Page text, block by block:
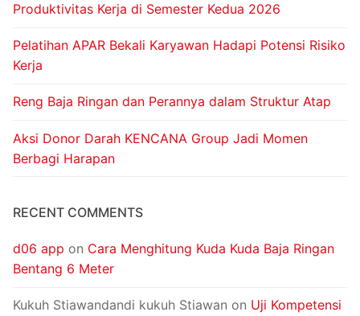
Produktivitas Kerja di Semester Kedua 2026
Pelatihan APAR Bekali Karyawan Hadapi Potensi Risiko
Kerja
Reng Baja Ringan dan Perannya dalam Struktur Atap
Aksi Donor Darah KENCANA Group Jadi Momen
Berbagi Harapan
RECENT COMMENTS
d06 app on Cara Menghitung Kuda Kuda Baja Ringan
Bentang 6 Meter
Kukuh Stiawandandi kukuh Stiawan on Uji Kompetensi